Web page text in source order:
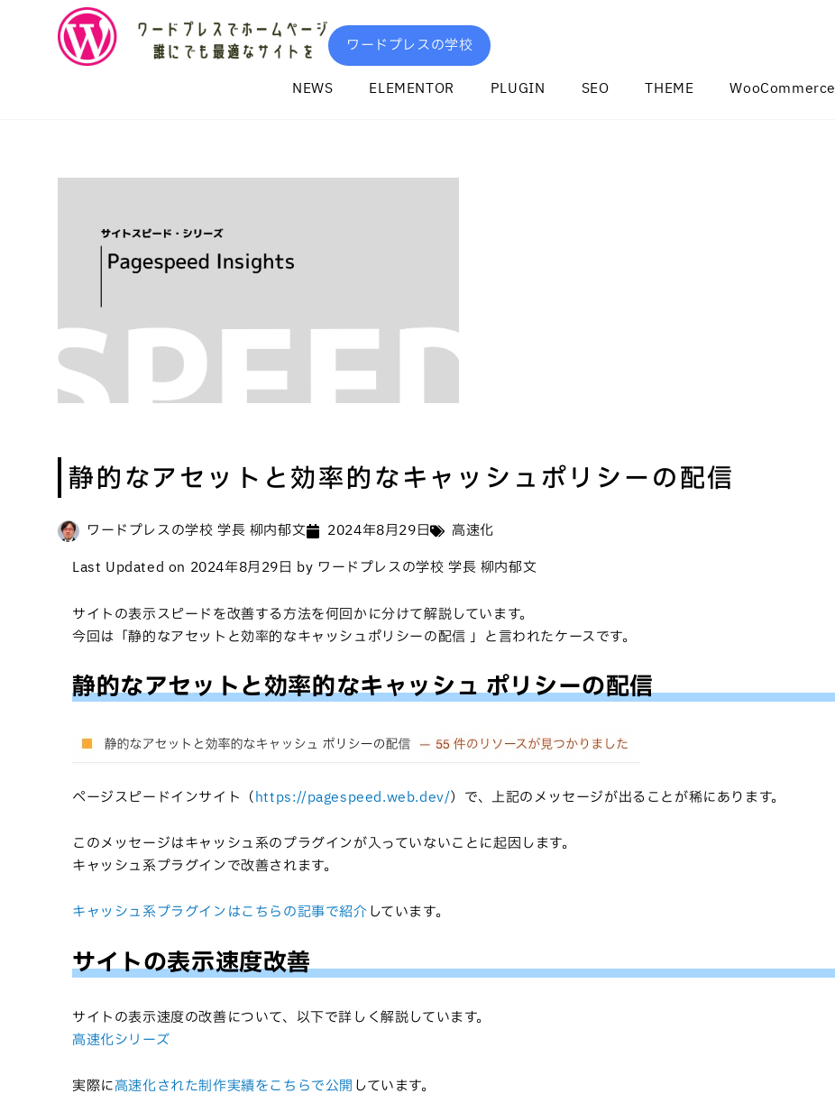
ワードプレスの学校
NEWS ELEMENTOR PLUGIN SEO THEME WooCommerce
静的なアセットと効率的なキャッシュポリシーの配信
ワードプレスの学校 学長 柳内郁文 2024年8月29日
高速化
Last Updated on 2024年8月29日 by ワードプレスの学校 学長 柳内郁文
サイトの表示スピードを改善する方法を何回かに分けて解説しています。
今回は「静的なアセットと効率的なキャッシュポリシーの配信 」と言われたケースです。
静的なアセットと効率的なキャッシュ ポリシーの配信
ページスピードインサイト（https://pagespeed.web.dev/）で、上記のメッセージが出ることが稀にあります。
このメッセージはキャッシュ系のプラグインが入っていないことに起因します。
キャッシュ系プラグインで改善されます。
キャッシュ系プラグインはこちらの記事で紹介しています。
サイトの表示速度改善
サイトの表示速度の改善について、以下で詳しく解説しています。
高速化シリーズ
実際に高速化された制作実績をこちらで公開 しています。